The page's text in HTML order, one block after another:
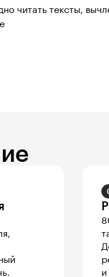
читать тексты,